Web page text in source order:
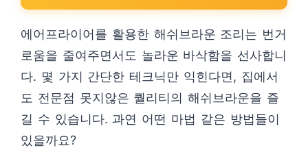
에어프라이어를 활용한 해쉬브라운 조리는 번거
로움을 줄여주면서도 놀라운 바삭함을 선사합니
다. 몇 가지 간단한 테크닉만 익힌다면, 집에서
도 전문점 못지않은 퀄리티의 해쉬브라운을 즐
길 수 있습니다. 과연 어떤 마법 같은 방법들이
있을까요?